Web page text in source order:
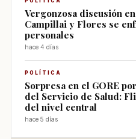
Vergonzosa discusión
Campillai y Flores se
personales
hace 4 días
POLÍTICA
Sorpresa en el GORE
del Servicio de Salud:
del nivel central
hace 5 días